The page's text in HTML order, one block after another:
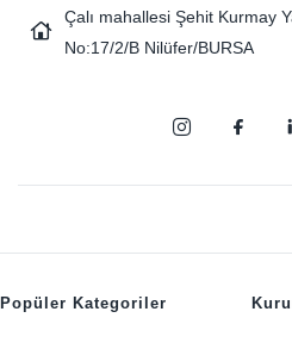
Çalı mahallesi Şehit Kurmay
No:17/2/B Nilüfer/BURSA
Popüler Kategoriler